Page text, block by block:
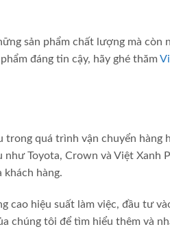
sản phẩm chất lượng mà
đáng tin cậy, hãy ghé thăm
trong quá trình vận chuyển
như Toyota, Crown và Việt
khách hàng.
cao hiệu suất làm việc, đầu tư
chúng tôi để tìm hiểu thêm và